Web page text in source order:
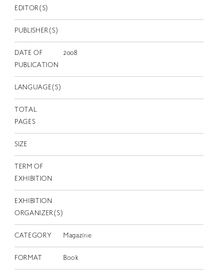
JP
EN
EDITOR(S)
PUBLISHER(S)
DATE OF
PUBLICATION
2008
LANGUAGE(S)
TOTAL
PAGES
SIZE
TERM OF
EXHIBITION
EXHIBITION
ORGANIZER(S)
CATEGORY Magazine
FORMAT Book